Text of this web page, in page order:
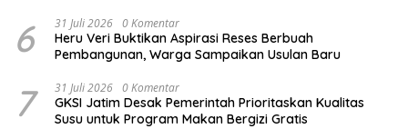
6 31 Juli 2026 0 Komentar
Heru Veri Buktikan Aspirasi Reses Berbuah
Pembangunan, Warga Sampaikan Usulan Baru
7 31 Juli 2026 0 Komentar
GKSI Jatim Desak Pemerintah Prioritaskan Kualitas
Susu untuk Program Makan Bergizi Gratis